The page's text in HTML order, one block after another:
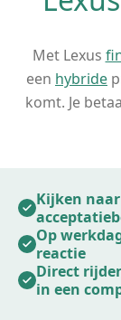
Met Lexus
een hybride
komt. Je
van fiscale
Kijken
Op
reactie
Direct
in een